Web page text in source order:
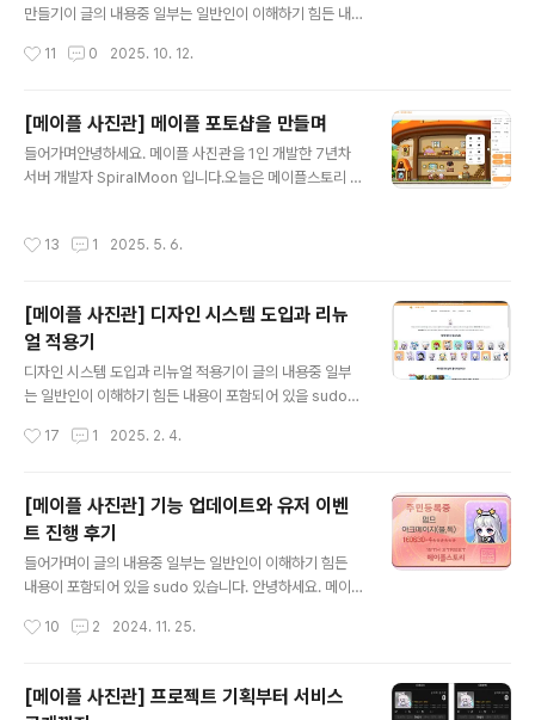
만들기이 글의 내용중 일부는 일반인이 이해하기 힘든 내
사진관을 개발한 개발자 SpiralMoon 입니다.오늘은 자동
합니다. 메이플 사진관 - 메이플 프로필, 시뮬, 포토샵 서비
스말풍선, 명찰 시뮬레이터가 출시되었어요!maplestudi
o.app시리즈2024.09.06 - [Project] - [메이플 사진
진행 후기2025.02.04 - [Project] - ..
11 0 2025. 10. 12.
[메이플 사진관] 메이플 포토샵을 만들며
들어가며안녕하세요. 메이플 사진관을 1인 개발한 7년차
서버 개발자 SpiralMoon 입니다.오늘은 메이플스토리 관
시리즈2024.09.06 - [Project] - [메이플 사진관] 프로
2025.02.04 - [Project] - [메이플 사진관] 디자인 시
스템 도입과 리뉴얼 적용기2025.10.12 - [Project] -
[메이플 사진관] 자동화 파이프라인으로 유지보수가 필요
없는 시뮬레이터 만들기또 다시 찾아온 서비스 확장에 대
13 1 2025. 5. 6.
[메이플 사진관] 디자인 시스템 도입과 리뉴
얼 적용기
디자인 시스템 도입과 리뉴얼 적용기이 글의 내용중 일부
는 일반인이 이해하기 힘든 내용이 포함되어 있을 sudo
서버 개발자 SpiralMoon 입니다.오늘은 메이플스토리 관
대해 기록을 하려 합니다. 개발보다는 디자인 위주로 개선
한 내용이 포함되어 있습니다. 메이플 사진관 - 메이플 프
로필, 포토샵 서비스메이플 포토샵이 출시되었어요!mapl
estudio.app시리즈2024.09.06 - [Project] - [메이
5 - [Project] - [메이플 사진관] 기능 업데이트와 유저..
17 1 2025. 2. 4.
[메이플 사진관] 기능 업데이트와 유저 이벤
트 진행 후기
들어가며이 글의 내용중 일부는 일반인이 이해하기 힘든
내용이 포함되어 있을 sudo 있습니다. 안녕하세요. 메이
입니다.오늘은 메이플스토리 관련 서비스인 메이플 사진관
이플 프로필 제작소메이플스토리 스타일로 커스텀 프로필
10 2 2024. 11. 25.
[메이플 사진관] 프로젝트 기획부터 서비스